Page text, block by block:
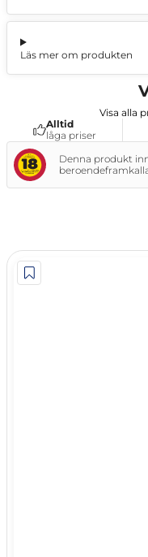
Läs mer om produkten
Visa alla
Alltid
låga priser
Denna produkt